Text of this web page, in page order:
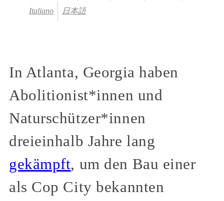
Italiano 日本語
In Atlanta, Georgia haben
Abolitionist*innen und
Naturschützer*innen
dreieinhalb Jahre lang
gekämpft, um den Bau einer
als Cop City bekannten